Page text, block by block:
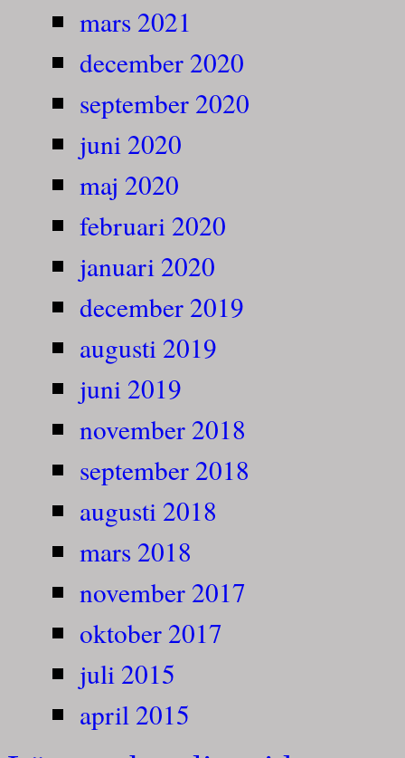
mars 2021
december 2020
september 2020
juni 2020
maj 2020
februari 2020
januari 2020
december 2019
augusti 2019
juni 2019
november 2018
september 2018
augusti 2018
mars 2018
november 2017
oktober 2017
juli 2015
april 2015